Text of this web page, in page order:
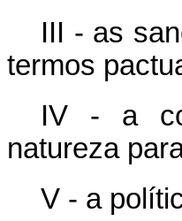
III - as
termos
IV - a
natureza
V - a